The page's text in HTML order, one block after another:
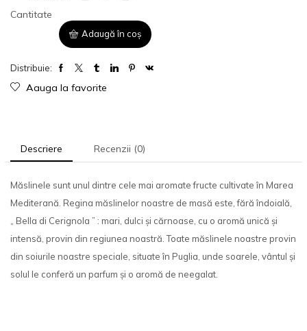
Cantitate
Adaugă în coș
Distribuie:
Aauga la favorite
Descriere Recenzii (0)
Măslinele sunt unul dintre cele mai aromate fructe cultivate în Marea
Mediterană. Regina măslinelor noastre de masă este, fără îndoială,
Bella di Cerignola ” : mari, dulci și cărnoase, cu o aromă unică și
intensă, provin din regiunea noastră. Toate măslinele noastre provin
din soiurile noastre speciale, situate în Puglia, unde soarele, vântul și
solul le conferă un parfum și o aromă de neegalat.